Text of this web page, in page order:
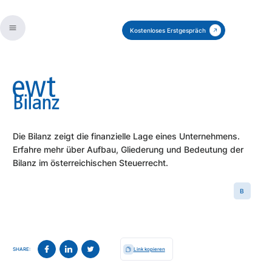
Kostenloses Erstgespräch
Bilanz
Die Bilanz zeigt die finanzielle Lage eines Unternehmens.
Erfahre mehr über Aufbau, Gliederung und Bedeutung der
Bilanz im österreichischen Steuerrecht.
B
SHARE: Link kopieren